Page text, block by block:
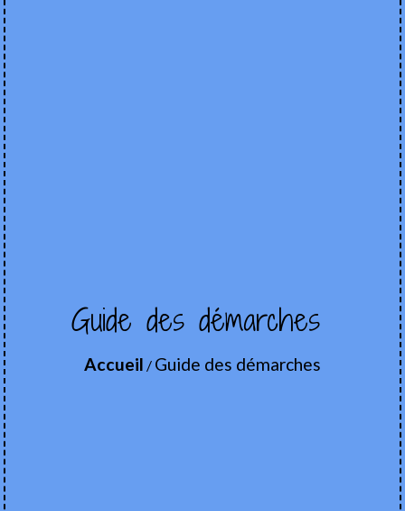
Guide des démarches
Accueil / Guide des démarches